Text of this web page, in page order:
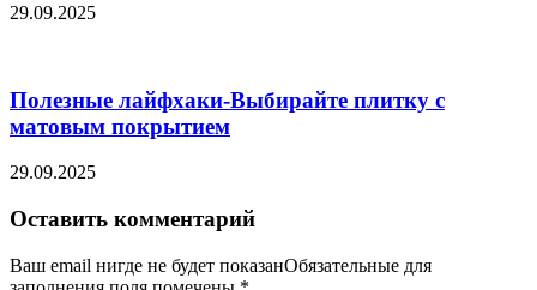
29.09.2025
Полезные лайфхаки-Выбирайте плитку с
матовым покрытием
29.09.2025
Оставить комментарий
Ваш email нигде не будет показанОбязательные для